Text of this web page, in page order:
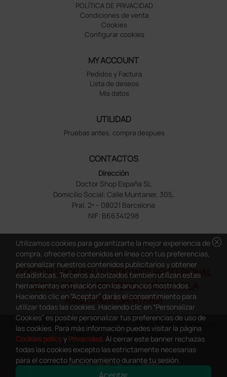
POLÍTICA DE PRIVACIDAD
Condiciones de venta
Cookies
Configurar cookies
MY ACCOUNT
Pedidos y Factura
Lista de deseos
Mis datos
UTILIDAD
Pruebas antes, compra despues
CONTACTOS
Dirección
Doctor Shop España SL
Domicilio Social: Calle Muntaner, 305,
Pral. 2ª – 08021 Barcelona
NIF: B66341298
DOCTOR SHOP ES UN SITIO WEB PROFESIONAL
DEDICADO A LA PROFESIÓN MÉDICA Y LA
ASISTENCIA SANITARIA
Copyright Doctor Shop España 2005-2026 - Todos los derechos
reservados - NIF.: B66341298
cancel
Utilizamos cookies para garantizarte la mejor experiencia de
compra, ofrecerte contenidos en línea con tus preferencias,
personalizar nuestros contenidos publicitarios y obtener
estadísticas. Terceros autorizados también utilizan estas
herramientas en relación con los anuncios mostrados.
Haciendo clic en “Aceptar” darás el consentimiento para
utilizar todas las cookies. Haciendo clic en “Personalizar
Cookies” es posible personalizar tus preferencias de uso de
las cookies. Para más información puedes visitar la página
Cookies policyy Privacidad. Al cerrar este banner rechazas
todas las cookies excepto las estrictamente necesarias
para el correcto funcionamiento durante tu sesión.